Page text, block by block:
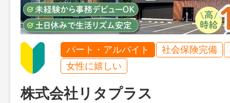
パート・アルバイト 社会保険完備
女性に嬉しい
株式会社リタプラス